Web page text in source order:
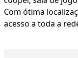
Com ótima
acesso a toda a